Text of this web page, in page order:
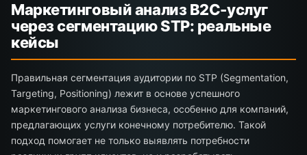
Маркетинговый анализ B2C-услуг
через сегментацию STP: реальные
кейсы
Правильная сегментация аудитории по STP (Segmentation,
Targeting, Positioning) лежит в основе успешного
маркетингового анализа бизнеса, особенно для компаний,
предлагающих услуги конечному потребителю. Такой
подход помогает не только выявлять потребности